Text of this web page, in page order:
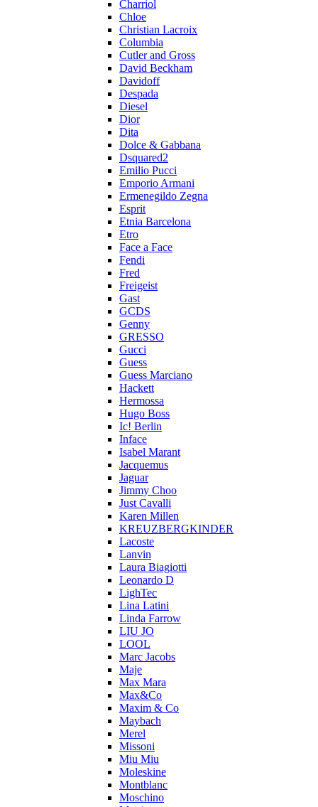
Charriol
Chloe
Christian Lacroix
Columbia
Cutler and Gross
David Beckham
Davidoff
Despada
Diesel
Dior
Dita
Dolce & Gabbana
Dsquared2
Emilio Pucci
Emporio Armani
Ermenegildo Zegna
Esprit
Etnia Barcelona
Etro
Face a Face
Fendi
Fred
Freigeist
Gast
GCDS
Genny
GRESSO
Gucci
Guess
Guess Marciano
Hackett
Hermossa
Hugo Boss
Ic! Berlin
Inface
Isabel Marant
Jacquemus
Jaguar
Jimmy Choo
Just Cavalli
Karen Millen
KREUZBERGKINDER
Lacoste
Lanvin
Laura Biagiotti
Leonardo D
LighTec
Lina Latini
Linda Farrow
LIU JO
LOOL
Marc Jacobs
Maje
Max Mara
Max&Co
Maxim & Co
Maybach
Merel
Missoni
Miu Miu
Moleskine
Montblanc
Moschino